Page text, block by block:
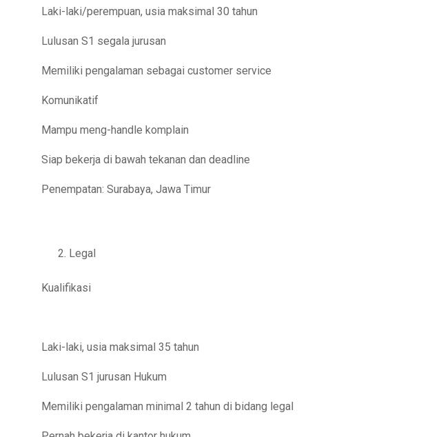
Laki-laki/perempuan, usia maksimal 30 tahun
Lulusan S1 segala jurusan
Memiliki pengalaman sebagai customer service
Komunikatif
Mampu meng-handle komplain
Siap bekerja di bawah tekanan dan deadline
Penempatan: Surabaya, Jawa Timur
Legal
Kualifikasi
Laki-laki, usia maksimal 35 tahun
Lulusan S1 jurusan Hukum
Memiliki pengalaman minimal 2 tahun di bidang legal